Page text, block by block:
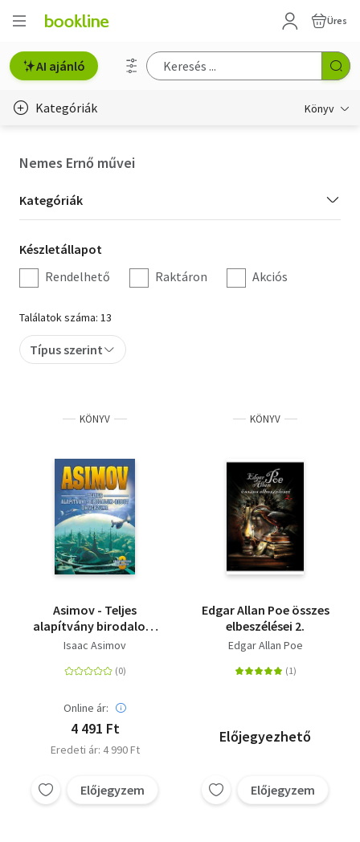
Üres
AI ajánló
Kategóriák Könyv
Hobbi, szabadidő
Irodalom
Művészet
Szakkönyv
Tankönyv, segédkönyv
Társadalomtudomány
Természettudomány
Történelem
Nemes Ernő művei
Kategória
szűrés
Kategóriák
Készletállapot
szűrés
Készletállapot
Rendelhető
Raktáron Akciós
Találatok száma: 13
Típus szerint
KÖNYV
Asimov - Teljes
alapítvány birodalom
robot univerzuma -
Galactica 3.
Isaac Asimov
Online ár:
4 491 Ft
Eredeti ár: 4 990 Ft
Előjegyzem
KÖNYV
Edgar Allan Poe összes
elbeszélései 2.
Edgar Allan Poe
Előjegyezhető
Előjegyzem